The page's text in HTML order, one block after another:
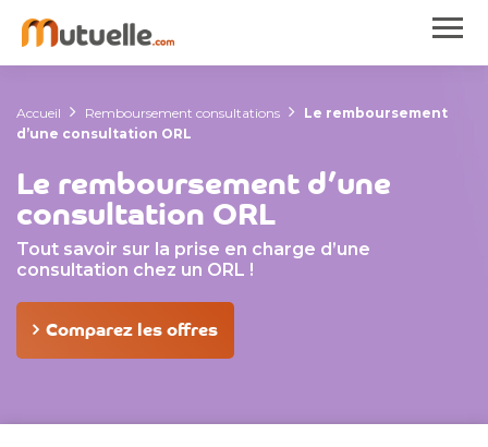
Accueil Remboursement consultations
Le remboursement
d’une consultation ORL
Le remboursement d’une
consultation ORL
Tout savoir sur la prise en charge d’une
consultation chez un ORL !
Comparez les offres